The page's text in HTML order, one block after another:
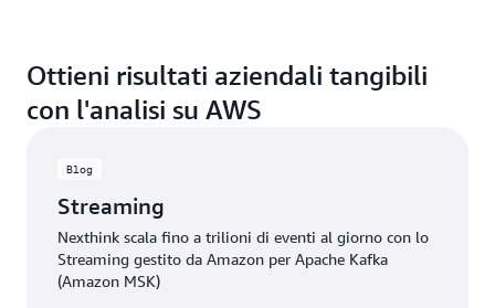
Ottieni risultati aziendali tangibili
con l'analisi su AWS
Blog
Streaming
Nexthink scala fino a trilioni di eventi al giorno con lo
Streaming gestito da Amazon per Apache Kafka
(Amazon MSK)